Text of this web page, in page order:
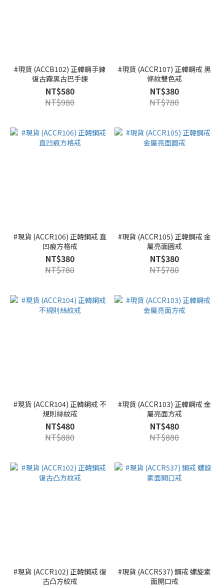
#現貨 (ACCB102) 正韓鋼手鍊
復古霧黑古巴手鍊
NT$580
NT$980
#現貨 (ACCR107) 正韓鋼戒 黑
條紋雙色戒
NT$380
NT$780
#現貨 (ACCR106) 正韓鋼戒 直
凹痕方格戒
NT$380
NT$780
#現貨 (ACCR105) 正韓鋼戒 金
屬亮面圓戒
NT$380
NT$780
#現貨 (ACCR104) 正韓鋼戒 不
規則絲紋戒
NT$480
NT$880
#現貨 (ACCR103) 正韓鋼戒 金
屬亮面方戒
NT$480
NT$880
#現貨 (ACCR102) 正韓鋼戒 復
古凸方紋戒
#現貨 (ACCR537) 鋼戒 螺旋素
面開口戒